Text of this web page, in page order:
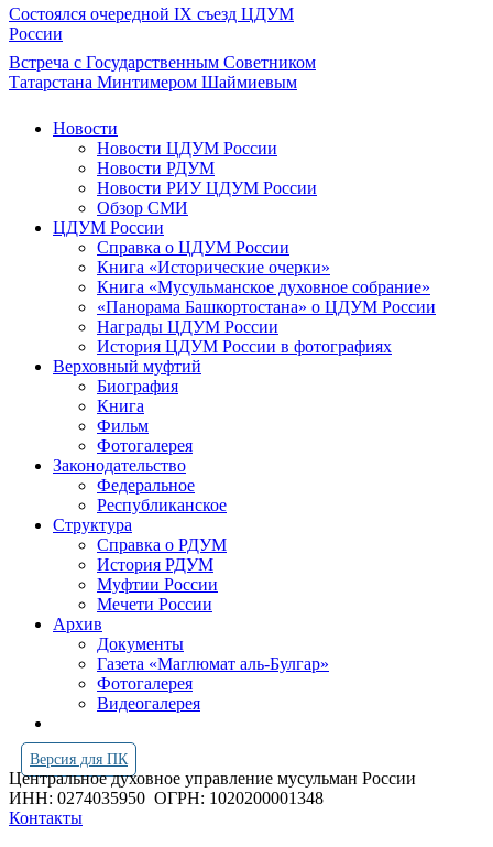
Состоялся очередной IX съезд ЦДУМ
России
Встреча с Государственным Советником
Татарстана Минтимером Шаймиевым
Новости
Новости ЦДУМ России
Новости РДУМ
Новости РИУ ЦДУМ России
Обзор СМИ
ЦДУМ России
Справка о ЦДУМ России
Книга «Исторические очерки»
Книга «Мусульманское духовное собрание»
«Панорама Башкортостана» о ЦДУМ России
Награды ЦДУМ России
История ЦДУМ России в фотографиях
Верховный муфтий
Биография
Книга
Фильм
Фотогалерея
Законодательство
Федеральное
Республиканское
Структура
Справка о РДУМ
История РДУМ
Муфтии России
Мечети России
Архив
Документы
Газета «Маглюмат аль-Булгар»
Фотогалерея
Видеогалерея
Версия для ПК
Центральное духовное управление мусульман России
ИНН: 0274035950 ОГРН: 1020200001348
Контакты